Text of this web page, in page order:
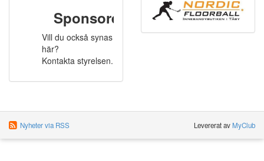
Sponsorer
Vill du också synas
här?
Kontakta styrelsen.
Nyheter via RSS Levererat avMyClub